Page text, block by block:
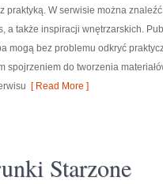
praktyką. W serwisie można
a także inspiracji wnętrzarskich.
mogą bez problemu odkryć
do tworzenia
[ Read More ]
Starzone